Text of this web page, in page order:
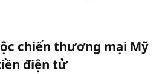
chiến thương mại Mỹ
điện tử